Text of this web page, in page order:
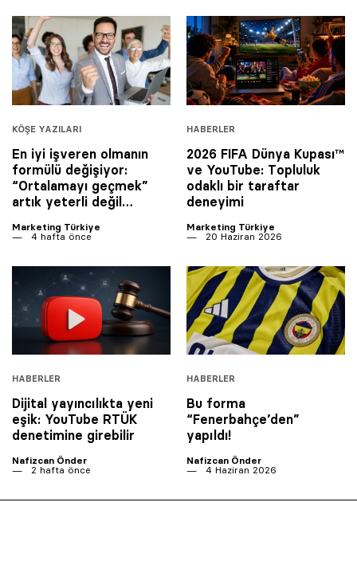
KÖŞE YAZILARI
En iyi işveren olmanın
formülü değişiyor:
“Ortalamayı geçmek”
artık yeterli değil…
Marketing Türkiye
4 hafta önce
HABERLER
2026 FIFA Dünya Kupası™
ve YouTube: Topluluk
odaklı bir taraftar
deneyimi
Marketing Türkiye
20 Haziran 2026
HABERLER
Dijital yayıncılıkta yeni
eşik: YouTube RTÜK
denetimine girebilir
Nafizcan Önder
2 hafta önce
HABERLER
Bu forma
“Fenerbahçe’den”
yapıldı!
Nafizcan Önder
4 Haziran 2026